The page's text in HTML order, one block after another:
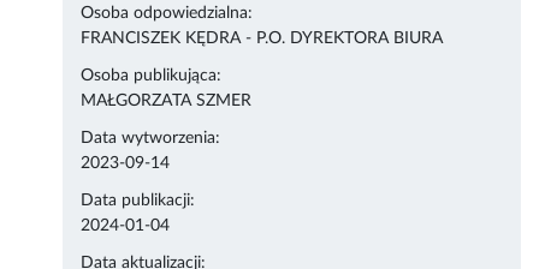
Osoba odpowiedzialna:
FRANCISZEK KĘDRA - P.O. DYREKTORA BIURA
Osoba publikująca:
MAŁGORZATA SZMER
Data wytworzenia:
2023-09-14
Data publikacji:
2024-01-04
Data aktualizacji: